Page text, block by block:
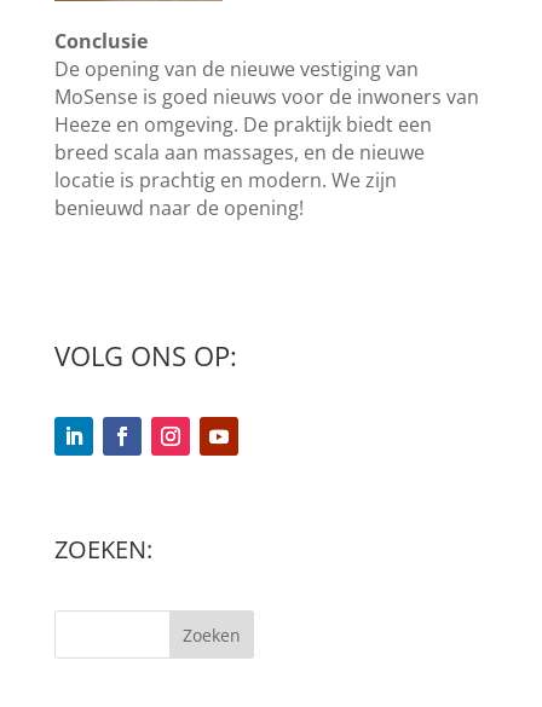
Conclusie
De opening van de nieuwe vestiging van
MoSense is goed nieuws voor de inwoners van
Heeze en omgeving. De praktijk biedt een
breed scala aan massages, en de nieuwe
locatie is prachtig en modern. We zijn
benieuwd naar de opening!
VOLG ONS OP:
ZOEKEN:
Zoeken